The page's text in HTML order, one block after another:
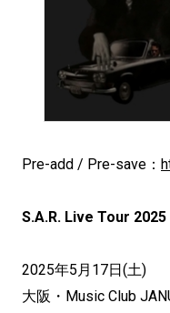
Pre-add / Pre-save：
S.A.R. Live Tour 2025
2025年5月17日(土)
大阪・Music Club